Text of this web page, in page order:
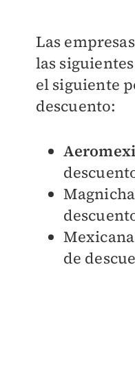
Las
las
el siguiente
descuento:
de